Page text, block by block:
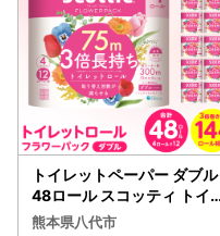
トイレットペーパー ダブル
48ロール スコッティ トイ
レット
熊本県八代市